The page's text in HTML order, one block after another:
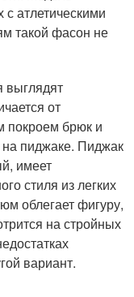
атлетическими
такой фасон не
выглядят
от
покроем брюк и
пиджаке. Пиджак
имеет
стиля из легких
облегает фигуру,
на стройных
вариант.